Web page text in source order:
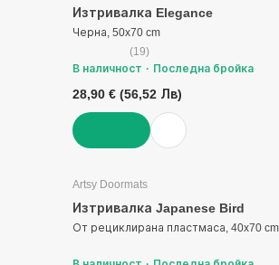
Изтривалка Elegance
Черна, 50x70 cm
(19)
В наличност
Последна бройка
28,90 € (56,52 Лв)
Artsy Doormats
Изтривалка Japanese Bird
От рециклирана пластмаса, 40x70 cm